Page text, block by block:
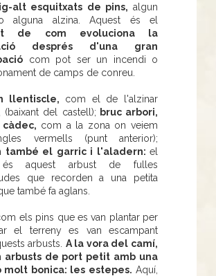
alt esquitxats de pins, algun
alguna alzina. Aquest és el
de com evoluciona la
després d'una gran
com pot ser un incendi o
de camps de conreu.
llentiscle, com el de l'alzinar
(baixant del castell); bruc arbori,
com a la zona on veiem
vermells (punt anterior);
també el garric i l'aladern: el
aquest arbust de fulles
que recorden a una petita
també fa aglans.
els pins que es van plantar per
el terreny es van escampant
arbusts. A la vora del camí,
arbusts de port petit amb una
molt bonica: les estepes. Aquí,